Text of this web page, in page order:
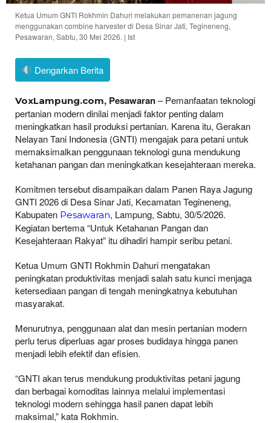
Ketua Umum GNTI Rokhmin Dahuri melakukan pemanenan jagung
menggunakan combine harvester di Desa Sinar Jati, Tegineneng,
Pesawaran, Sabtu, 30 Mei 2026. | Ist
Dengarkan Berita
VoxLampung.com, Pesawaran– Pemanfaatan teknologi
pertanian modern dinilai menjadi faktor penting dalam
meningkatkan hasil produksi pertanian. Karena itu, Gerakan
Nelayan Tani Indonesia (GNTI) mengajak para petani untuk
memaksimalkan penggunaan teknologi guna mendukung
ketahanan pangan dan meningkatkan kesejahteraan mereka.
Komitmen tersebut disampaikan dalam Panen Raya Jagung
GNTI 2026 di Desa Sinar Jati, Kecamatan Tegineneng,
Kabupaten Pesawaran, Lampung, Sabtu, 30/5/2026.
Kegiatan bertema “Untuk Ketahanan Pangan dan
Kesejahteraan Rakyat” itu dihadiri hampir seribu petani.
Ketua Umum GNTI Rokhmin Dahuri mengatakan
peningkatan produktivitas menjadi salah satu kunci menjaga
ketersediaan pangan di tengah meningkatnya kebutuhan
masyarakat.
Menurutnya, penggunaan alat dan mesin pertanian modern
perlu terus diperluas agar proses budidaya hingga panen
menjadi lebih efektif dan efisien.
“GNTI akan terus mendukung produktivitas petani jagung
dan berbagai komoditas lainnya melalui implementasi
teknologi modern sehingga hasil panen dapat lebih
maksimal,” kata Rokhmin.